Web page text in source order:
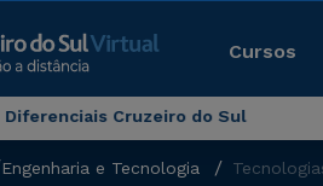
Cursos
Diferenciais Cruzeiro do Sul
Engenharia e Tecnologia